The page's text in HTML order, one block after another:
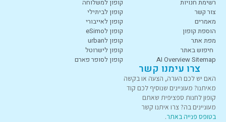
רשימת חנויות
צור קשר
מאמרים
הוספת קופון
מפת אתר
חיפוש באתר
AI Overview Sitemap
קופון למשלוחה
קופון לביתילי
קופון לאייבורי
קופון לeSimo
קופון לurban
קופון לישרוטל
קופון לסופר פארם
צרו עימנו קשר
האם יש לכם הערה, הצעה או בקשה
מאיתנו? מעוניינים שנוסיף לכם קוד
קופון לחנות ספציפית שאתם
מעוניינים בה? צרו איתנו קשר
בטופס פנייה באתר.